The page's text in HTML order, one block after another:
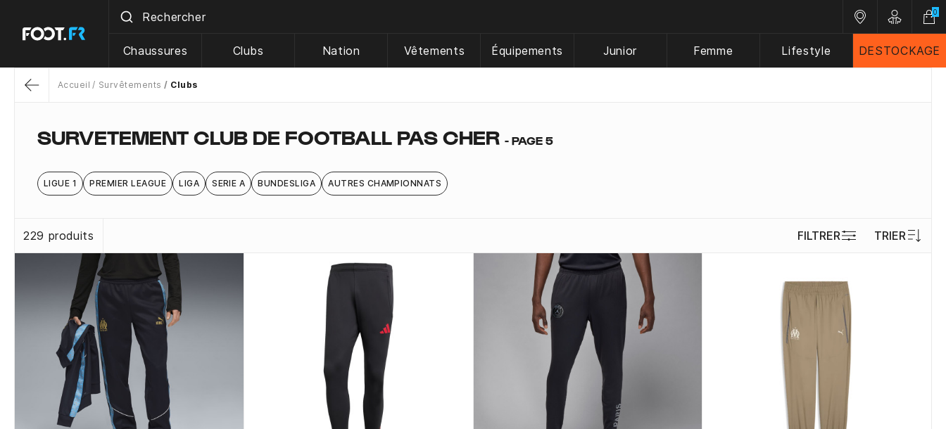
Nos magasins
Customer
0
Chaussures Clubs Nation Vêtements Équipements Junior Femme Lifestyle DESTOCKAGE
Accueil Survêtements Clubs
SURVETEMENT CLUB DE FOOTBALL PAS CHER - PAGE 5
LIGUE 1 PREMIER LEAGUE LIGA SERIE A BUNDESLIGA AUTRES CHAMPIONNATS
229 produits FILTRER TRIER